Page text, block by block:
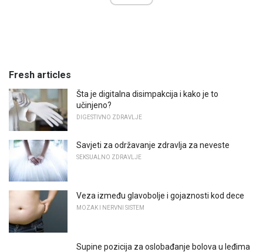
Fresh articles
Šta je digitalna disimpakcija i kako je to
učinjeno?
DIGESTIVNO ZDRAVLJE
Savjeti za održavanje zdravlja za neveste
SEKSUALNO ZDRAVLJE
Veza između glavobolje i gojaznosti kod dece
MOZAK I NERVNI SISTEM
Supine pozicija za oslobađanje bolova u leđima